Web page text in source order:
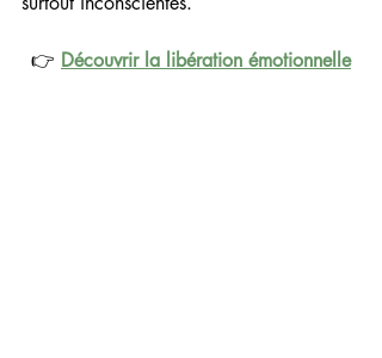
👉 Découvrir la libération émotionnelle